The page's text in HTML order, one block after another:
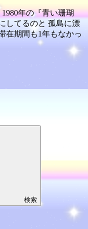
1980年の『青い珊瑚
してるのと 孤島に漂
在期間も1年もなかっ
検索